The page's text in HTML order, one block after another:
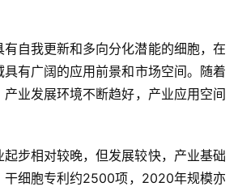
自我更新和多向分化潜能的细胞，在
有广阔的应用前景和市场空间。随着
产业发展环境不断趋好，产业应用空间
起步相对较晚，但发展较快，产业基础
干细胞专利约2500项，2020年规模亦